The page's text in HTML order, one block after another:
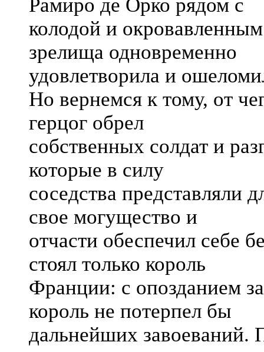
Рамиро де Орко рядом с
колодой и
зрелища одновременно
удовлетворила и
Но вернемся к тому, от
герцог обрел
собственных солдат и
которые в силу
соседства представляли
свое могущество и
отчасти обеспечил себе
стоял только король
Франции: с опозданием
король не потерпел бы
дальнейших завоеваний.